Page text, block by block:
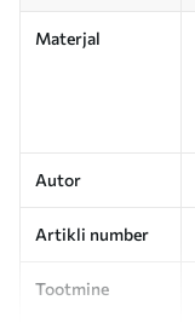
Materjal
Autor
Artikli number
Tootmine